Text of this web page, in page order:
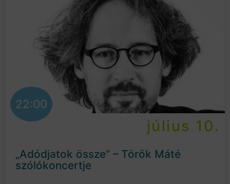
22:00
július 10.
„Adódjatok össze” – Török Máté
szólókoncertje